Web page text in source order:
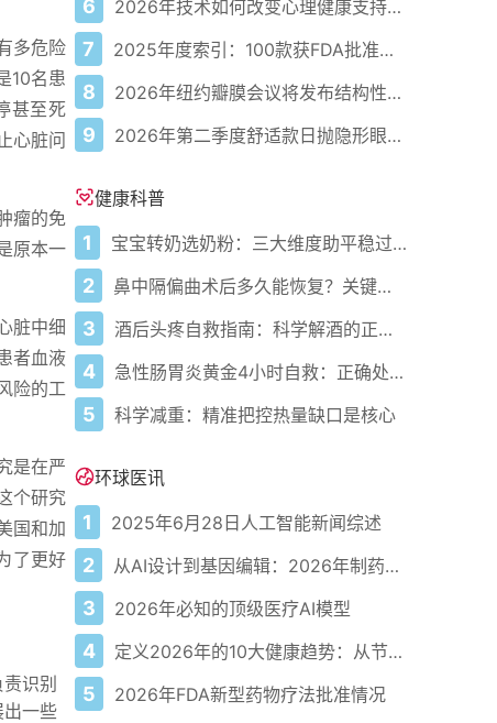
多危险
10名患
甚至死
心脏问
瘤的免
原本一
脏中细
者血液
险的工
是在严
个研究
国和加
了更好
识别
一些
6 2026年技术如何改变心理健康支持的获取方式
7 2025年度索引：100款获FDA批准的AI驱动医疗设备
8 2026年纽约瓣膜会议将发布结构性心脏病最新研究成果
9 2026年第二季度舒适款日抛隐形眼镜推荐，优瞳主打长效佩戴体验
健康科普
1 宝宝转奶选奶粉：三大维度助平稳过渡
2 鼻中隔偏曲术后多久能恢复？关键看这几点
3 酒后头疼自救指南：科学解酒的正确打开方式
4 急性肠胃炎黄金4小时自救：正确处置与误区避坑关键
5 科学减重：精准把控热量缺口是核心
环球医讯
1 2025年6月28日人工智能新闻综述
2 从AI设计到基因编辑：2026年制药领域重大突破
3 2026年必知的顶级医疗AI模型
4 定义2026年的10大健康趋势：从节律健康到冷热交替疗法
5 2026年FDA新型药物疗法批准情况